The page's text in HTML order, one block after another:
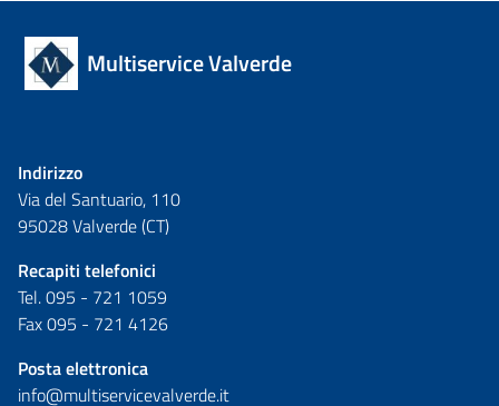
Multiservice Valverde
Indirizzo
Via del Santuario, 110
95028 Valverde (CT)
Recapiti telefonici
Tel. 095 - 721 1059
Fax 095 - 721 4126
Posta elettronica
info@multiservicevalverde.it